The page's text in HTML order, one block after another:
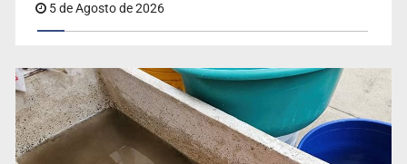
Estados Unidos suspende actividades en Michoacán y
frena importación de aguacate
5 de Agosto de 2026